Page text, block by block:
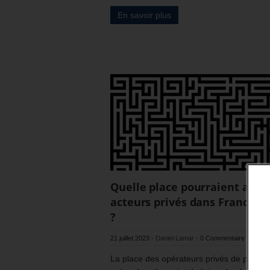
En savoir plus
Quelle place pourraient avoir
acteurs privés dans France
?
21 juillet 2023 - Daniel Lamar - 0 Commentaire
La place des opérateurs privés de